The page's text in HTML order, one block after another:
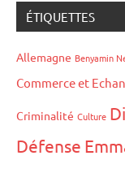
ÉTIQUETTES
Allemagne Benyamin
Commerce et
Criminalité Culture
Défense